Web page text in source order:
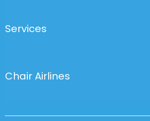
Services
Chair Airlines